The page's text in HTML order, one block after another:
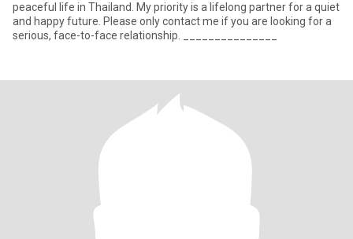
peaceful life in Thailand. My priority is a lifelong partner for a quiet
and happy future. Please only contact me if you are looking for a
serious, face-to-face relationship. _______________